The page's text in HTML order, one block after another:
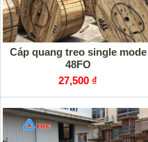
Cáp quang treo single mode
48FO
27,500 ₫